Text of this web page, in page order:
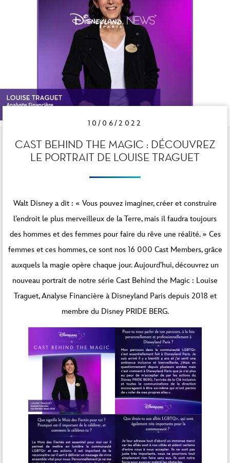
10/06/2022
CAST BEHIND THE MAGIC : DÉCOUVREZ
LE PORTRAIT DE LOUISE TRAGUET
Walt Disney a dit : « Vous pouvez imaginer, créer et construire
l’endroit le plus merveilleux de la Terre, mais il faudra toujours
des hommes et des femmes pour faire du rêve une réalité. » Ces
femmes et ces hommes, ce sont nos 16 000 Cast Members, grâce
auxquels la magie opère chaque jour. Aujourd’hui, découvrez un
nouveau portrait de notre série Cast Behind the Magic : Louise
Traguet, Analyse Financière à Disneyland Paris depuis 2018 et
membre du Disney PRIDE BERG.